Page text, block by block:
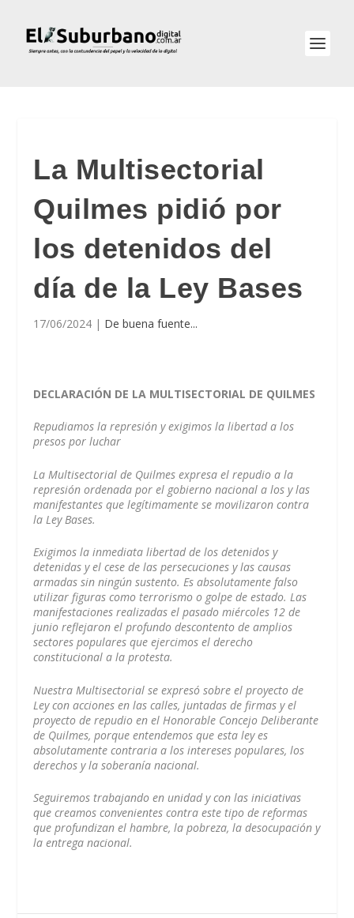
La Multisectorial
Quilmes pidió por
los detenidos del
día de la Ley Bases
17/06/2024 | De buena fuente...
DECLARACIÓN DE LA MULTISECTORIAL DE QUILMES
Repudiamos la represión y exigimos la libertad a los
presos por luchar
La Multisectorial de Quilmes expresa el repudio a la
represión ordenada por el gobierno nacional a los y las
manifestantes que legítimamente se movilizaron contra
la Ley Bases.
Exigimos la inmediata libertad de los detenidos y
detenidas y el cese de las persecuciones y las causas
armadas sin ningún sustento. Es absolutamente falso
utilizar figuras como terrorismo o golpe de estado. Las
manifestaciones realizadas el pasado miércoles 12 de
junio reflejaron el profundo descontento de amplios
sectores populares que ejercimos el derecho
constitucional a la protesta.
Nuestra Multisectorial se expresó sobre el proyecto de
Ley con acciones en las calles, juntadas de firmas y el
proyecto de repudio en el Honorable Concejo Deliberante
de Quilmes, porque entendemos que esta ley es
absolutamente contraria a los intereses populares, los
derechos y la soberanía nacional.
Seguiremos trabajando en unidad y con las iniciativas
que creamos convenientes contra este tipo de reformas
que profundizan el hambre, la pobreza, la desocupación y
la entrega nacional.